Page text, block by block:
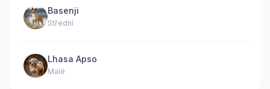
Basenji
Střední
Lhasa Apso
Malé